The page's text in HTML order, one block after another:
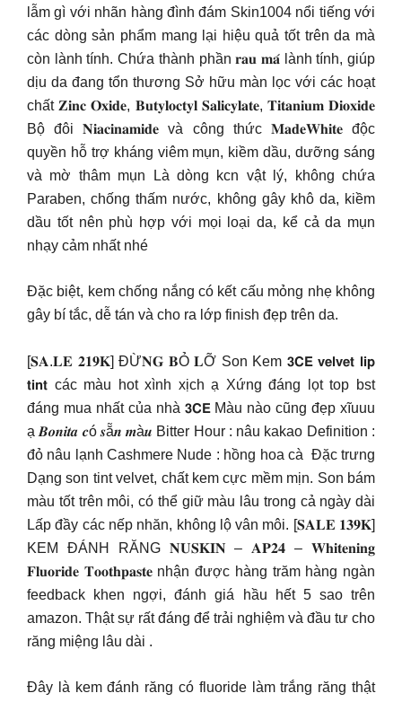
lẫm gì với nhãn hàng đình đám Skin1004 nổi tiếng với
các dòng sản phẩm mang lại hiệu quả tốt trên da mà
còn lành tính. Chứa thành phần 𝐫𝐚𝐮 𝐦𝐚́ lành tính, giúp
dịu da đang tổn thương Sở hữu màn lọc với các hoạt
chất 𝐙𝐢𝐧𝐜 𝐎𝐱𝐢𝐝𝐞, 𝐁𝐮𝐭𝐲𝐥𝐨𝐜𝐭𝐲𝐥 𝐒𝐚𝐥𝐢𝐜𝐲𝐥𝐚𝐭𝐞, 𝐓𝐢𝐭𝐚𝐧𝐢𝐮𝐦 𝐃𝐢𝐨𝐱𝐢𝐝𝐞
Bộ đôi 𝐍𝐢𝐚𝐜𝐢𝐧𝐚𝐦𝐢𝐝𝐞 và công thức 𝐌𝐚𝐝𝐞𝐖𝐡𝐢𝐭𝐞 độc
quyền hỗ trợ kháng viêm mụn, kiềm dầu, dưỡng sáng
và mờ thâm mụn Là dòng kcn vật lý, không chứa
Paraben, chống thấm nước, không gây khô da, kiềm
dầu tốt nên phù hợp với mọi loại da, kể cả da mụn
nhạy cảm nhất nhé
Đặc biệt, kem chống nắng có kết cấu mỏng nhẹ không
gây bí tắc, dễ tán và cho ra lớp finish đẹp trên da.
[𝐒𝐀.𝐋𝐄 𝟐𝟏𝟗𝐊] ĐỪ𝐍𝐆 𝐁Ỏ 𝐋Ỡ Son Kem 𝟯𝗖𝗘 𝘃𝗲𝗹𝘃𝗲𝘁 𝗹𝗶𝗽
𝘁𝗶𝗻𝘁 các màu hot xình xịch ạ Xứng đáng lọt top bst
đáng mua nhất của nhà 𝟯𝗖𝗘 Màu nào cũng đẹp xĩuuu
ạ 𝑩𝒐𝒏𝒊𝒕𝒂 𝒄ó 𝒔ẵ𝒏 𝒎à𝒖 Bitter Hour : nâu kakao Definition :
đỏ nâu lạnh Cashmere Nude : hồng hoa cà ︎︎ Đặc trưng
Dạng son tint velvet, chất kem cực mềm mịn. Son bám
màu tốt trên môi, có thể giữ màu lâu trong cả ngày dài
Lấp đầy các nếp nhăn, không lộ vân môi. [𝐒𝐀𝐋𝐄 𝟏𝟑𝟗𝐊]
KEM ĐÁNH RĂNG 𝐍𝐔𝐒𝐊𝐈𝐍 – 𝐀𝐏𝟐𝟒 – 𝐖𝐡𝐢𝐭𝐞𝐧𝐢𝐧𝐠
𝐅𝐥𝐮𝐨𝐫𝐢𝐝𝐞 𝐓𝐨𝐨𝐭𝐡𝐩𝐚𝐬𝐭𝐞 nhận được hàng trăm hàng ngàn
feedback khen ngợi, đánh giá hầu hết 5 sao trên
amazon. Thật sự rất đáng để trải nghiệm và đầu tư cho
răng miệng lâu dài .
Đây là kem đánh răng có fluoride làm trắng răng thật